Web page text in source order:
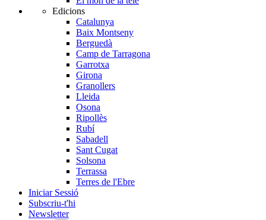
Edicions
Catalunya
Baix Montseny
Berguedà
Camp de Tarragona
Garrotxa
Girona
Granollers
Lleida
Osona
Ripollès
Rubí
Sabadell
Sant Cugat
Solsona
Terrassa
Terres de l'Ebre
Iniciar Sessió
Subscriu-t'hi
Newsletter